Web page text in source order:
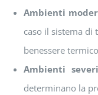
Ambienti
caso il sistema di
benessere
Ambienti
determinano la